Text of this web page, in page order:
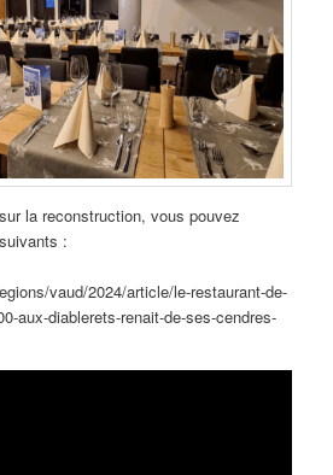
la reconstruction, vous pouvez
:
vaud/2024/article/le-restaurant-de-
aux-diablerets-renait-de-ses-cendres-